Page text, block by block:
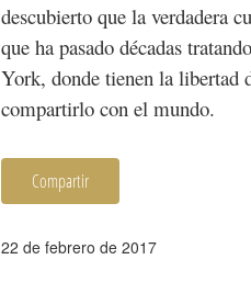
descubierto que la verdadera
que ha pasado décadas
York, donde tienen la libertad
compartirlo con el mundo.
Compartir
22 de febrero de 2017